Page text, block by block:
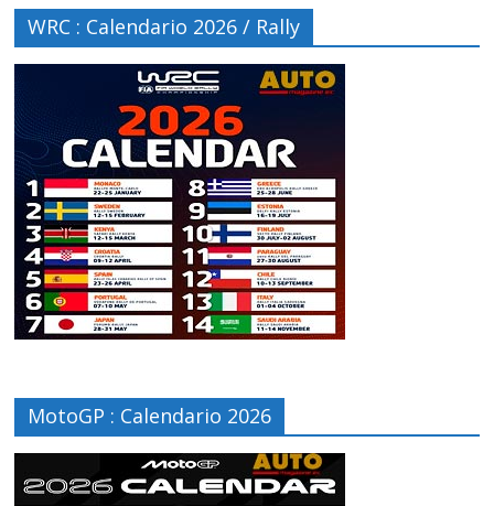
WRC : Calendario 2026 / Rally
MotoGP : Calendario 2026